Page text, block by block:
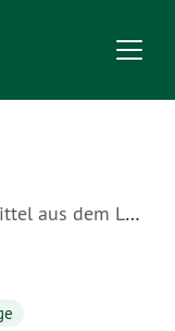
Stadt Ludwigshafen am Rhein